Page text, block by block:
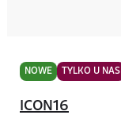
NOWE TYLKO U NAS
ICON16